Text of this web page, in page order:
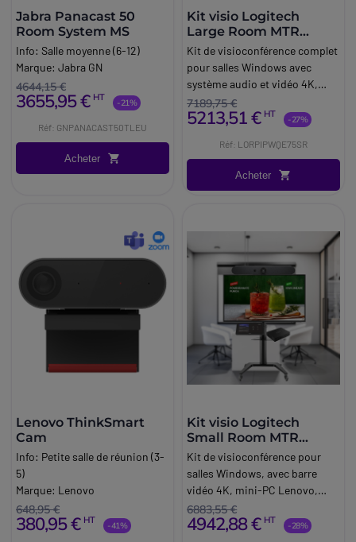
Jabra Panacast 50
Room System MS
Info: Salle moyenne (6-12)
Marque: Jabra GN
4644,15 €
3655,95 € HT -21%
Réf: GNPANACAST50TLEU
Acheter
Kit visio Logitech
Large Room MTR
Windows
Kit de visioconférence complet
pour salles Windows avec
système audio et vidéo 4K,
mini-PC Lenovo, écran 4K de
75 pouces, support à roulettes
grandes salles de réunion (10
personnes et plus).
7189,75 €
5213,51 € HT -27%
Réf: LORPIPWQE75SR
Acheter
Lenovo ThinkSmart
Cam
Info: Petite salle de réunion (3-
5)
Marque: Lenovo
648,95 €
380,95 € HT -41%
Kit visio Logitech
Small Room MTR
Windows
Kit de visioconférence pour
salles Windows, avec barre
vidéo 4K, mini-PC Lenovo,
écran 4K de 55 pouces,
support à roulettes et
6883,55 €
4942,88 € HT -28%